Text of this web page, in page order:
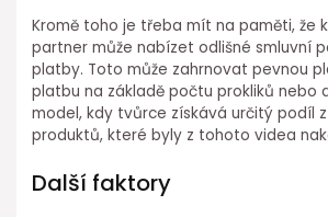
Kromě toho je třeba mít na paměti, že
partner může nabízet odlišné smluvní
platby. Toto může zahrnovat pevnou
platbu na základě počtu prokliků nebo
model, kdy tvůrce získává určitý podíl
produktů, které byly z tohoto videa
Další faktory